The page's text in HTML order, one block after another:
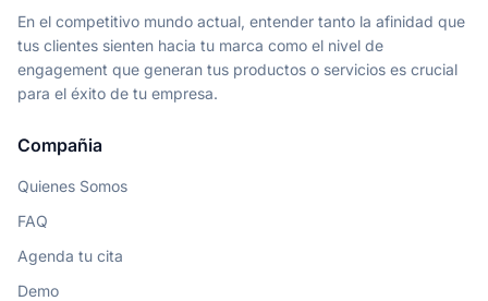
En el competitivo mundo actual, entender tanto la afinidad que
tus clientes sienten hacia tu marca como el nivel de
engagement que generan tus productos o servicios es crucial
para el éxito de tu empresa.
Compañia
Quienes Somos
FAQ
Agenda tu cita
Demo